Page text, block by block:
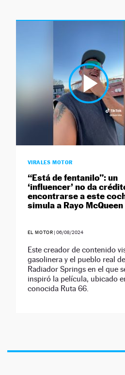
VIRALES MOTOR
“Está de fentanilo”: un
‘influencer’ no da
encontrarse a este
simula a Rayo McQueen
EL MOTOR |06/08/2024
Este creador de contenido
gasolinera y el pueblo real de
Radiador Springs en el que
inspiró la película, ubicado
conocida Ruta 66.